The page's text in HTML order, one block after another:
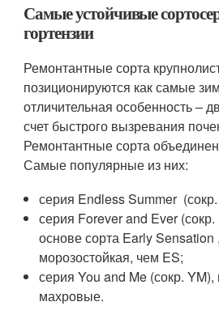
Самые устойчивые
гортензии
Ремонтантные сорта
позиционируются как самые
отличительная особенность –
счет быстрого вызревания
Ремонтантные сор­та
Самые популярные из них:
серия Endless Summer
серия Forever and Ever
основе сорта Early Sensation
морозостойкая, чем ES;
серия You and Me (сокр.­­­
махровые.